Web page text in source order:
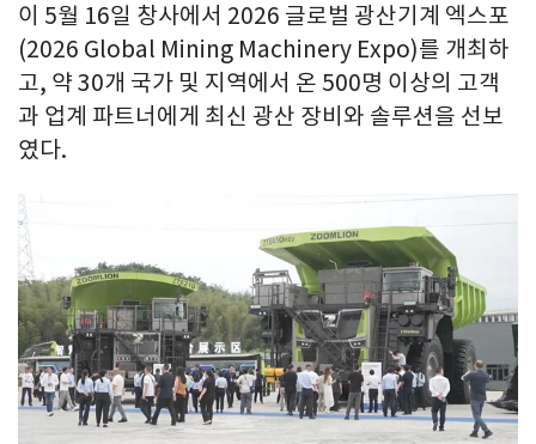
이 5월 16일 창사에서 2026 글로벌 광산기계 엑스포
(2026 Global Mining Machinery Expo)를 개최하
고, 약 30개 국가 및 지역에서 온 500명 이상의 고객
과 업계 파트너에게 최신 광산 장비와 솔루션을 선보
였다.